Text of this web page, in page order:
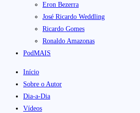
Eron Bezerra
José Ricardo Weddling
Ricardo Gomes
Ronaldo Amazonas
PodMAIS
Início
Sobre o Autor
Dia-a-Dia
Vídeos